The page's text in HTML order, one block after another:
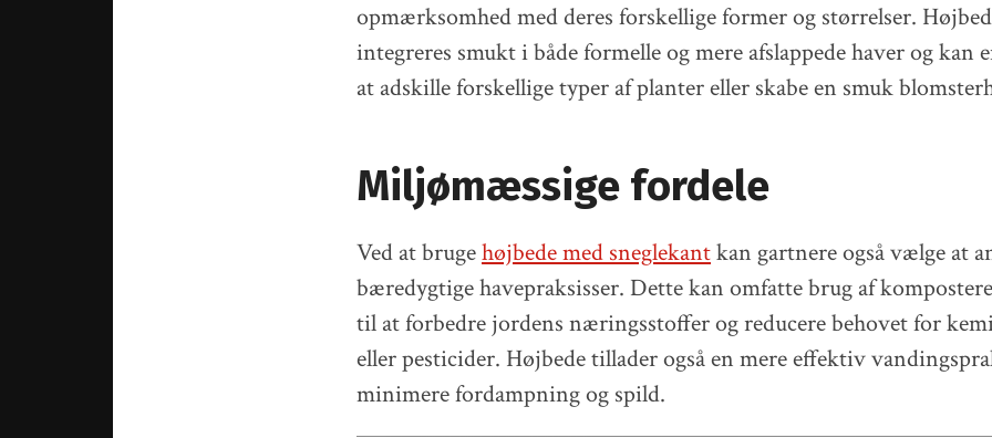
opmærksomhed med deres forskellige former og størrelser.
integreres smukt i både formelle og mere afslappede haver og kan
at adskille forskellige typer af planter eller skabe en smuk
Miljømæssige fordele
Ved at brugehøjbede med sneglekantkan gartnere også vælge at
bæredygtige havepraksisser. Dette kan omfatte brug af
til at forbedre jordens næringsstoffer og reducere behovet for
eller pesticider. Højbede tillader også en mere effektiv
minimere fordampning og spild.